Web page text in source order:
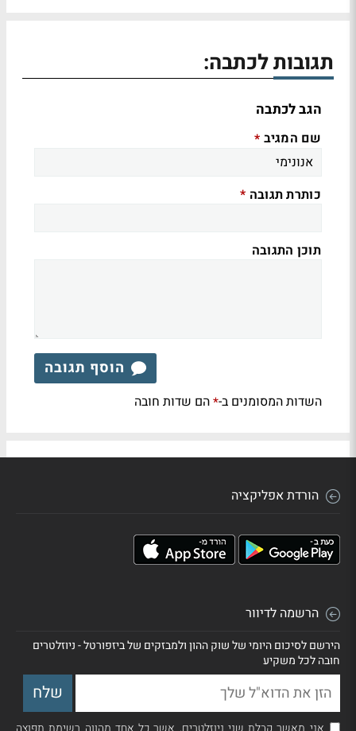
תגובות לכתבה:
הגב לכתבה
שם המגיב *
כותרת תגובה *
תוכן התגובה
הוסף תגובה
השדות המסומנים ב-*הם שדות חובה
הורדת אפליקציה
הרשמה לדיוור
הירשם לסיכום היומי של שוק ההון ולמבזקים של ביזפורטל - ניוזלטרים
חובה לכל משקיע